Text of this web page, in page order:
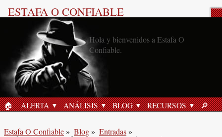
ESTAFA O CONFIABLE
Artículo del blog: Seguridad en
INICIO
🏠︎ ALERTA ANÁLISIS BLOG RECURSOS 🔎︎
Estafa O Confiable» Blog» Entradas»